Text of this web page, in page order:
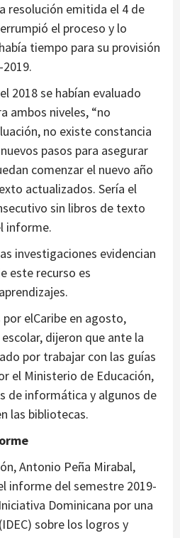
resolución emitida el 4 de
el proceso y lo
tiempo para su provisión
2018 se habían evaluado
ambos niveles, “no
no existe constancia
pasos para asegurar
comenzar el nuevo año
actualizados. Sería el
sin libros de texto
informe.
investigaciones evidencian
este recurso es
elCaribe en agosto,
dijeron que ante la
por trabajar con las guías
el Ministerio de Educación,
de informática y algunos de
las bibliotecas.
Antonio Peña Mirabal,
informe del semestre 2019-
Dominicana por una
sobre los logros y